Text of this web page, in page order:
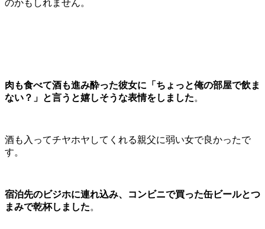
のかもしれません。
肉も食べて酒も進み酔った彼女に「ちょっと俺の部屋で飲ま
ない？」と言うと嬉しそうな表情をしました。
酒も入ってチヤホヤしてくれる親父に弱い女で良かったで
す。
宿泊先のビジホに連れ込み、コンビニで買った缶ビールとつ
まみで乾杯しました。